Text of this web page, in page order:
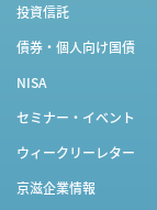
投資信託
債券・個人向け国債
NISA
セミナー・イベント
ウィークリーレター
京滋企業情報